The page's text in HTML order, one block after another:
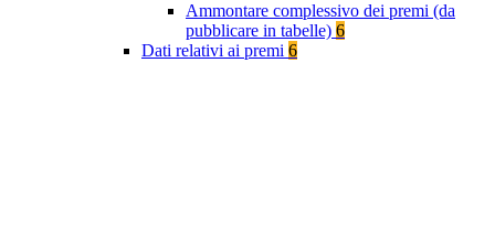
Ammontare complessivo dei premi (da
pubblicare in tabelle) 6
Dati relativi ai premi 6